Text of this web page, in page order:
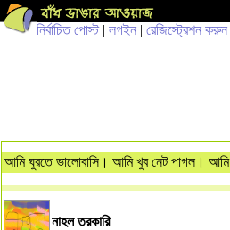
নির্বাচিত পোস্ট| লগইন | রেজিস্ট্রেশন করুন
আমি ঘুরতে ভালোবাসি। আমি খুব নেট পাগল। আমি
নাহল তরকারি